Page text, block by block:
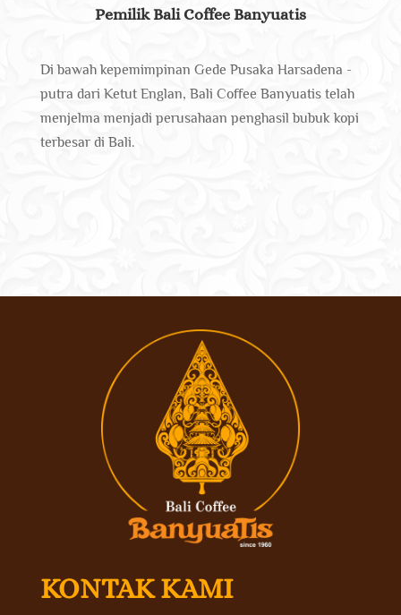
Pemilik Bali Coffee Banyuatis
Di bawah kepemimpinan Gede Pusaka Harsadena -
putra dari Ketut Englan, Bali Coffee Banyuatis telah
menjelma menjadi perusahaan penghasil bubuk kopi
terbesar di Bali.
KONTAK KAMI